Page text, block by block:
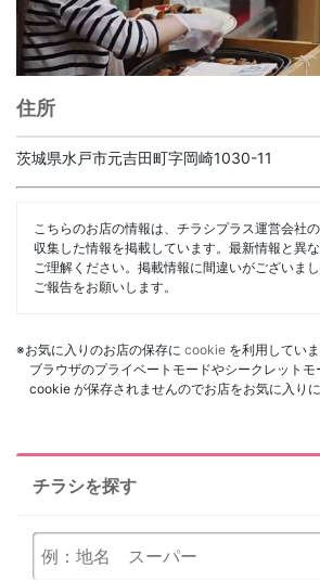
住所
茨城県水戸市元吉田町字岡崎1030-11
こちらのお店の情報は、チラシプラス運営会社
収集した情報を掲載しています。最新情報と異
ご理解ください。掲載情報に間違いがございま
ご報告をお願いします。
※お気に入りのお店の保存に cookie を利用していま
ブラウザのプライベートモードやシークレット
cookie が保存されませんのでお店をお気に入りに
チラシを探す